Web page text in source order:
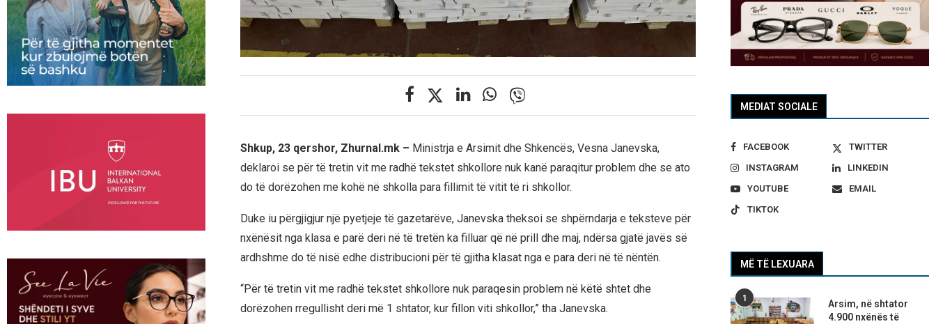
Shkup, 23 qershor, Zhurnal.mk – Ministrja e Arsimit dhe Shkencës, Vesna Janevska,
deklaroi se për të tretin vit me radhë tekstet shkollore nuk kanë paraqitur problem dhe se ato
do të dorëzohen me kohë në shkolla para fillimit të vitit të ri shkollor.
Duke iu përgjigjur një pyetjeje të gazetarëve, Janevska theksoi se shpërndarja e teksteve për
nxënësit nga klasa e parë deri në të tretën ka filluar që në prill dhe maj, ndërsa gjatë javës së
ardhshme do të nisë edhe distribucioni për të gjitha klasat nga e para deri në të nëntën.
“Për të tretin vit me radhë tekstet shkollore nuk paraqesin problem në këtë shtet dhe
dorëzohen rregullisht deri më 1 shtator, kur fillon viti shkollor,” tha Janevska.
MEDIAT SOCIALE
FACEBOOK
TWITTER
INSTAGRAM
LINKEDIN
YOUTUBE
EMAIL
TIKTOK
MË TË LEXUARA
1
Arsim, në shtator
4.900 nxënës të